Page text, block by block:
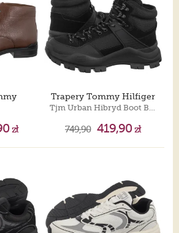
zł
Trapery Tommy Hilfiger
Tjm Urban Hibryd Boot Black EM0EM01489 BDS
749,90 419,90zł